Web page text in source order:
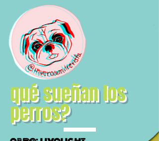
qué sueñan los
perros?